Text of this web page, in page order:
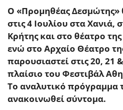
Ο «Προμηθέας Δεσμώτης»
στις 4 Ιουλίου στα
Κρήτης και στο θέατρο
ενώ στο Αρχαίο Θέατρο
παρουσιαστεί στις 20, 21
πλαίσιο του Φεστιβάλ
Το αναλυτικό πρόγραμμα
ανακοινωθεί σύντομα.